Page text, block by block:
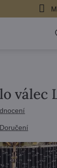
válec
Doručení